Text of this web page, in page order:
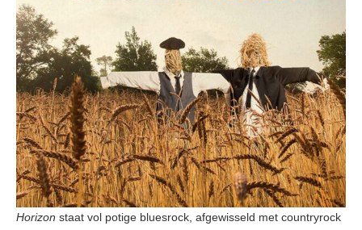
Horizon staat vol potige bluesrock, afgewisseld met countryrock